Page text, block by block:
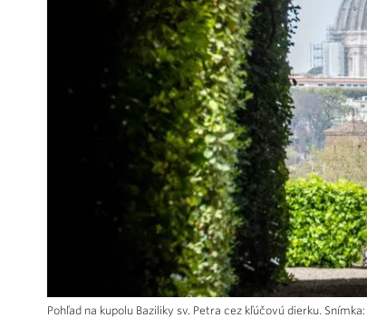
Pohľad na kupolu Baziliky sv. Petra cez kľúčovú dierku.